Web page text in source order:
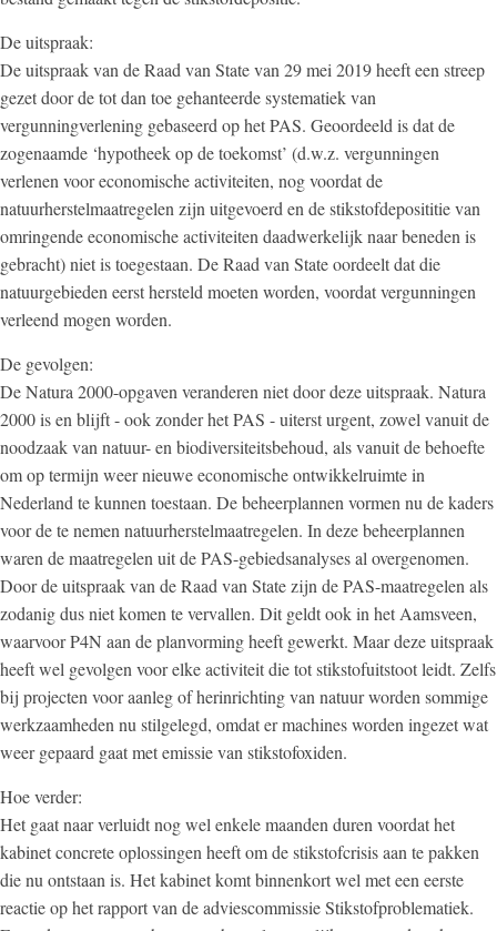
De uitspraak:
De uitspraak van de Raad van State van 29 mei 2019 heeft een streep
gezet door de tot dan toe gehanteerde systematiek van
vergunningverlening gebaseerd op het PAS. Geoordeeld is dat de
zogenaamde ‘hypotheek op de toekomst’ (d.w.z. vergunningen
verlenen voor economische activiteiten, nog voordat de
natuurherstelmaatregelen zijn uitgevoerd en de stikstofdeposititie van
omringende economische activiteiten daadwerkelijk naar beneden is
gebracht) niet is toegestaan. De Raad van State oordeelt dat die
natuurgebieden eerst hersteld moeten worden, voordat vergunningen
verleend mogen worden.
De gevolgen:
De Natura 2000-opgaven veranderen niet door deze uitspraak. Natura
2000 is en blijft - ook zonder het PAS - uiterst urgent, zowel vanuit de
noodzaak van natuur- en biodiversiteitsbehoud, als vanuit de behoefte
om op termijn weer nieuwe economische ontwikkelruimte in
Nederland te kunnen toestaan. De beheerplannen vormen nu de kaders
voor de te nemen natuurherstelmaatregelen. In deze beheerplannen
waren de maatregelen uit de PAS-gebiedsanalyses al overgenomen.
Door de uitspraak van de Raad van State zijn de PAS-maatregelen als
zodanig dus niet komen te vervallen. Dit geldt ook in het Aamsveen,
waarvoor P4N aan de planvorming heeft gewerkt. Maar deze uitspraak
heeft wel gevolgen voor elke activiteit die tot stikstofuitstoot leidt. Zelfs
bij projecten voor aanleg of herinrichting van natuur worden sommige
werkzaamheden nu stilgelegd, omdat er machines worden ingezet wat
weer gepaard gaat met emissie van stikstofoxiden.
Hoe verder:
Het gaat naar verluidt nog wel enkele maanden duren voordat het
kabinet concrete oplossingen heeft om de stikstofcrisis aan te pakken
die nu ontstaan is. Het kabinet komt binnenkort wel met een eerste
reactie op het rapport van de adviescommissie Stikstofproblematiek.